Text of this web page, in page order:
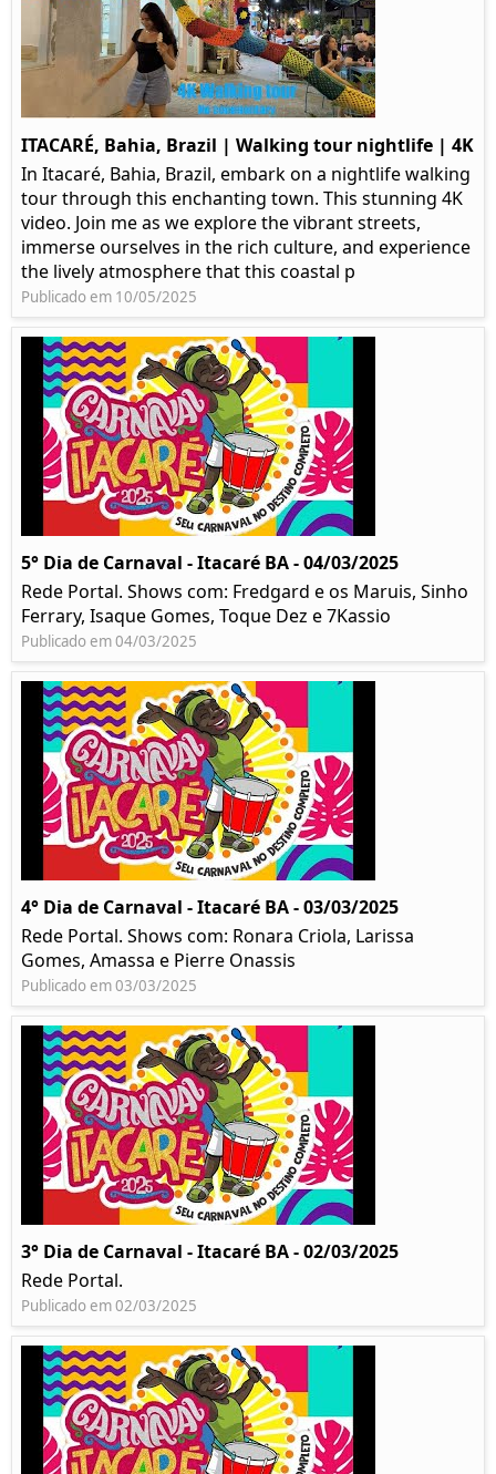
ITACARÉ, Bahia, Brazil | Walking tour nightlife | 4K
In Itacaré, Bahia, Brazil, embark on a nightlife walking
tour through this enchanting town. This stunning 4K
video. Join me as we explore the vibrant streets,
immerse ourselves in the rich culture, and experience
the lively atmosphere that this coastal p
Publicado em 10/05/2025
5° Dia de Carnaval - Itacaré BA - 04/03/2025
Rede Portal. Shows com: Fredgard e os Maruis, Sinho
Ferrary, Isaque Gomes, Toque Dez e 7Kassio
Publicado em 04/03/2025
4° Dia de Carnaval - Itacaré BA - 03/03/2025
Rede Portal. Shows com: Ronara Criola, Larissa
Gomes, Amassa e Pierre Onassis
Publicado em 03/03/2025
3° Dia de Carnaval - Itacaré BA - 02/03/2025
Rede Portal.
Publicado em 02/03/2025